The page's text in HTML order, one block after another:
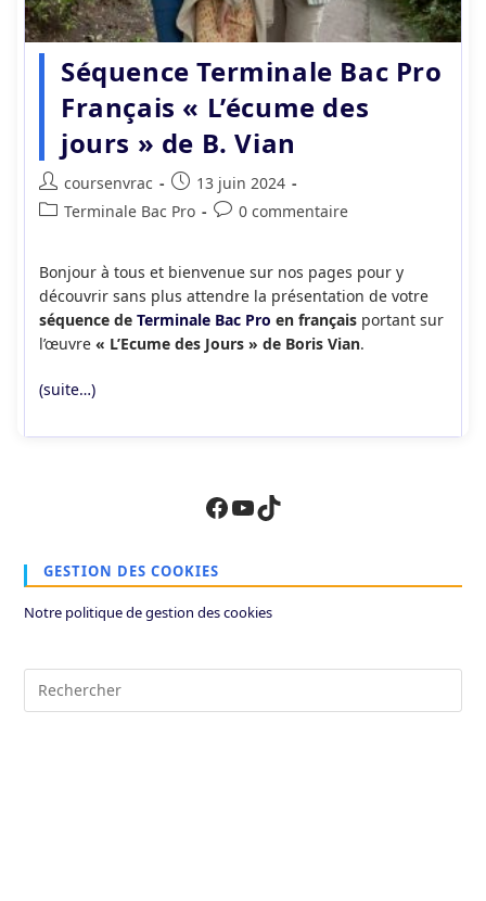
Séquence Terminale Bac Pro
Français « L’écume des
jours » de B. Vian
Auteur/autrice
de
coursenvrac
Publication
publiée :
13 juin 2024
PostTerminale Bac Pro
Commentaires
publication :
0 commentaire
Bonjour à tous et bienvenue sur nos pages pour y
découvrir sans plus attendre la présentation de votre
séquence de Terminale Bac Pro en françaisportant sur
l’œuvre « L’Ecume des Jours » de Boris Vian.
(suite…)
Facebook
YouTube
TikTok
GESTION DES COOKIES
Notre politique de gestion des cookies